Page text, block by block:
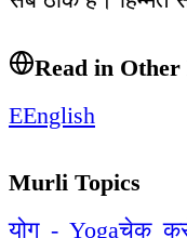
Read in Other
EEnglish
Murli Topics
योग - Yogaचेक